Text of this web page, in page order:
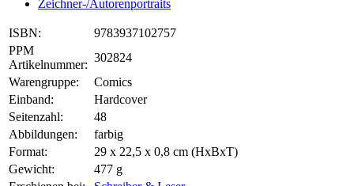
Zeichner-/Autorenportraits
ISBN:
9783937102757
PPM
Artikelnummer:
302824
Warengruppe:
Comics
Einband:
Hardcover
Seitenzahl:
48
Abbildungen:
farbig
Format:
29 x 22,5 x 0,8 cm (HxBxT)
Gewicht:
477 g